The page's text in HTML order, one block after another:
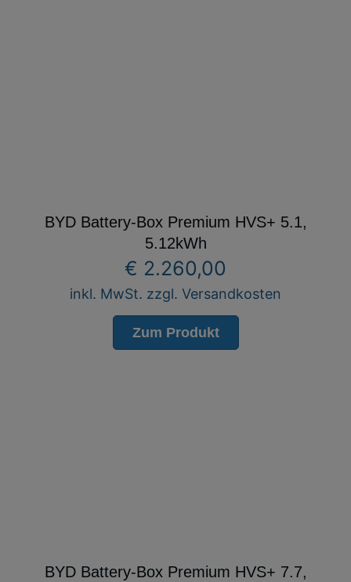
BYD Battery-Box Premium HVS+ 5.1,
5.12kWh
€ 2.260,00
inkl. MwSt. zzgl. Versandkosten
Zum Produkt
BYD Battery-Box Premium HVS+ 7.7,